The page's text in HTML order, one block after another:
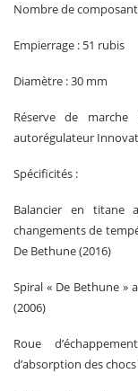
Nombre de
Empierrage : 51 rubis
Diamètre : 30 mm
Réserve de
autorégulateur
Spécificités :
Balancier en titane
changements de
De Bethune (2016)
Spiral « De Bethune »
(2006)
Roue
d’absorption des